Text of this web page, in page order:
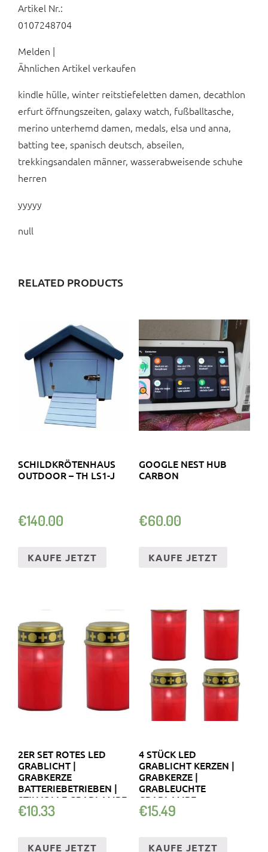
Artikel Nr.:
0107248704
Melden |
Ähnlichen Artikel verkaufen
kindle hülle, winter reitstiefeletten damen, decathlon
erfurt öffnungszeiten, galaxy watch, fußballtasche,
merino unterhemd damen, medals, elsa und anna,
batting tee, spanisch deutsch, abseilen,
trekkingsandalen männer, wasserabweisende schuhe
herren
yyyyy
null
RELATED PRODUCTS
SCHILDKRÖTENHAUS
OUTDOOR – TH LS1-J
€140.00
KAUFE JETZT
GOOGLE NEST HUB
CARBON
€60.00
KAUFE JETZT
2ER SET ROTES LED
GRABLICHT |
GRABKERZE
BATTERIEBETRIEBEN |
STILVOLLE GRABLAMPE
€10.33
KAUFE JETZT
4 STÜCK LED
GRABLICHT KERZEN |
GRABKERZE |
GRABLEUCHTE
GRABLAMPE
FRIEDHOFSKERZE
€15.49
KAUFE JETZT